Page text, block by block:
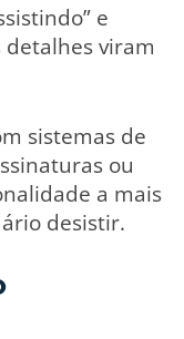
e
detalhes viram
sistemas de
ou
a mais
desistir.